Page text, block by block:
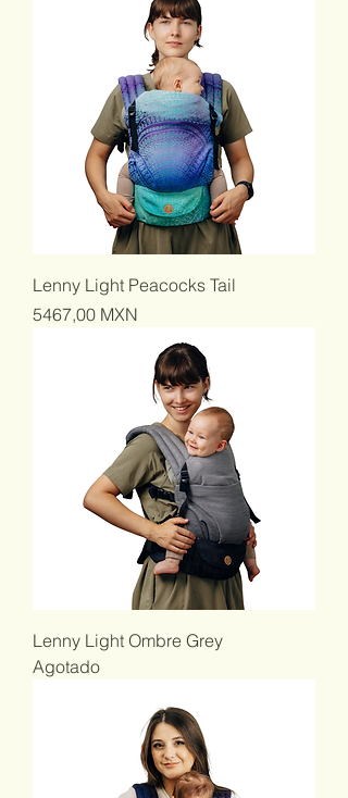
Lenny Light Peacocks Tail
Precio
5467,00 MXN
Lenny Light Ombre Grey
Agotado